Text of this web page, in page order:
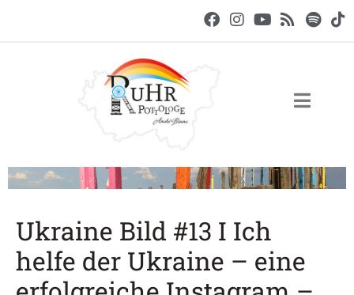
Ukraine Bild #13 I Ich
helfe der Ukraine – eine